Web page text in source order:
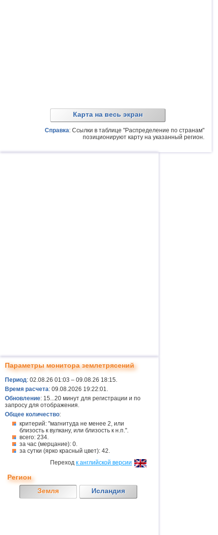
Карта на весь экран
Справка: Ссылки в таблице "Распределение по странам"
позиционируют карту на указанный регион.
Параметры монитора землетрясений
Период: 02.08.26 01:03 – 09.08.26 18:15.
Время расчета: 09.08.2026 19:22:01.
Обновление: 15...20 минут для регистрации и по
запросу для отображения.
Общее количество:
критерий: "магнитуда не менее 2, или
близость к вулкану, или близость к н.п.".
всего: 234.
за час (мерцание): 0.
за сутки (ярко красный цвет): 42.
Переход к английской версии
Регион
Земля
Исландия